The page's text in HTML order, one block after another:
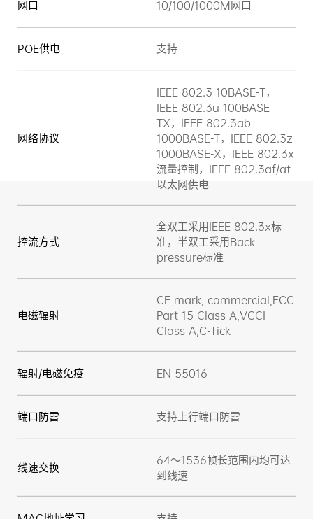
网口 10/100/1000M网口
POE供电 支持
网络协议
IEEE 802.3 10BASE-T，
IEEE 802.3u 100BASE-
TX，IEEE 802.3ab
1000BASE-T，IEEE 802.3z
1000BASE-X，IEEE 802.3x
流量控制，IEEE 802.3af/at
以太网供电
控流方式
全双工采用IEEE 802.3x标
准，半双工采用Back
pressure标准
电磁辐射
CE mark, commercial,FCC
Part 15 Class A,VCCI
Class A,C-Tick
辐射/电磁免疫 EN 55016
端口防雷 支持上行端口防雷
线速交换
64～1536帧长范围内均可达
到线速